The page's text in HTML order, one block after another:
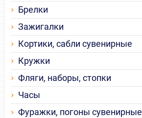
Брелки
Зажигалки
Кортики, сабли сувенирные
Кружки
Фляги, наборы, стопки
Часы
Фуражки, погоны сувенирные